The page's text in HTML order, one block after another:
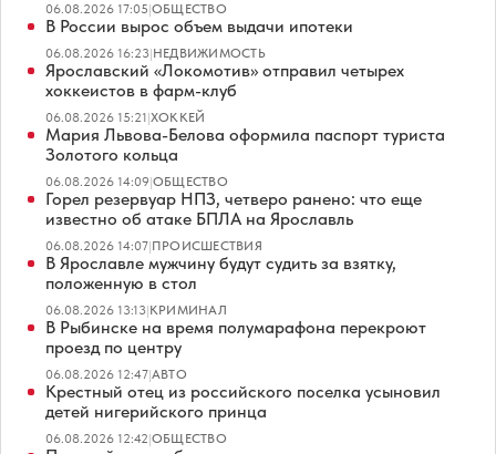
06.08.2026 17:05|ОБЩЕСТВО
В России вырос объем выдачи ипотеки
06.08.2026 16:23|НЕДВИЖИМОСТЬ
Ярославский «Локомотив» отправил четырех
хоккеистов в фарм-клуб
06.08.2026 15:21|ХОККЕЙ
Мария Львова-Белова оформила паспорт туриста
Золотого кольца
06.08.2026 14:09|ОБЩЕСТВО
Горел резервуар НПЗ, четверо ранено: что еще
известно об атаке БПЛА на Ярославль
06.08.2026 14:07|ПРОИСШЕСТВИЯ
В Ярославле мужчину будут судить за взятку,
положенную в стол
06.08.2026 13:13|КРИМИНАЛ
В Рыбинске на время полумарафона перекроют
проезд по центру
06.08.2026 12:47|АВТО
Крестный отец из российского поселка усыновил
детей нигерийского принца
06.08.2026 12:42|ОБЩЕСТВО